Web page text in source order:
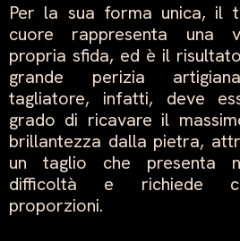
Per la sua forma unica, il
cuore rappresenta una
propria sfida, ed è il
grande perizia
tagliatore, infatti, deve
grado di ricavare il
brillantezza dalla pietra,
un taglio che presenta
difficoltà e richiede
proporzioni.